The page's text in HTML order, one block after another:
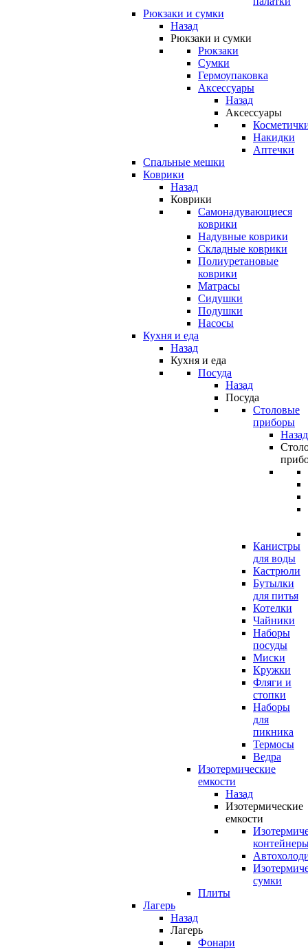
Рюкзаки и сумки
Назад
Рюкзаки и сумки
Рюкзаки
Сумки
Гермоупаковка
Аксессуары
Назад
Аксессуары
Накидки
Аптечки
Спальные мешки
Коврики
Назад
Коврики
Самонадувающиеся
коврики
Надувные коврики
Складные коврики
Полиуретановые
коврики
Матрасы
Сидушки
Подушки
Насосы
Кухня и еда
Назад
Кухня и еда
Посуда
Назад
Посуда
Столовые
приборы
Назад
Канистры
для воды
Кастрюли
Бутылки
для питья
Котелки
Чайники
Наборы
посуды
Миски
Кружки
Фляги и
стопки
Наборы
для
пикника
Термосы
Ведра
Изотермические
емкости
Назад
Изотермические
емкости
сумки
Плиты
Лагерь
Назад
Лагерь
Фонари